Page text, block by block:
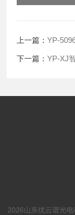
上一篇：YP-
下一篇：YP-XJ
2026山东优云谱光